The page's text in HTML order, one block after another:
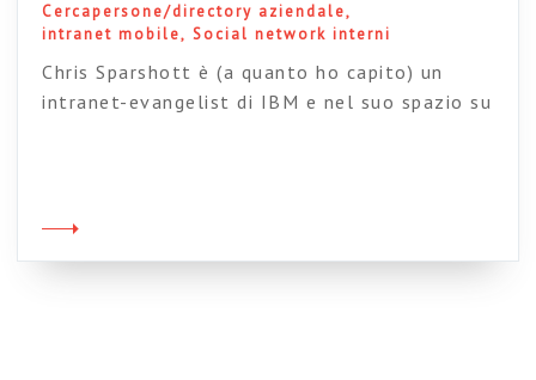
Cercapersone/directory aziendale
intranet mobile Social network interni
Chris Sparshott è (a quanto ho capito) un
intranet-evangelist di IBM e nel suo spazio su
presentazione perché mostra in modo concreto